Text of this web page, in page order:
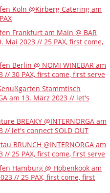
Köln @Kirberg Catering am
Frankfurt am Main @ BAR
Mai 2023 // 25 PAX, first come,
Berlin @ NOMI WINEBAR am
// 30 PAX, first come, first serve
Stammtisch
am 13. März 2023 // let's
BREAKY @INTERNORGA am
// let's connect SOLD OUT
BRUNCH @INTERNORGA am
// 25 PAX, first come, first serve
Hamburg @ Hobenköök am
// 25 PAX, first come, first